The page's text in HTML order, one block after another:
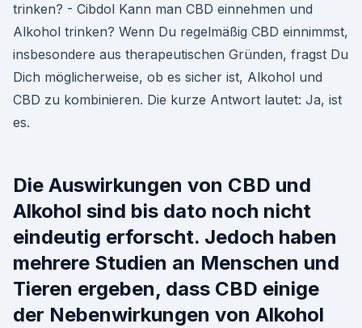
trinken? - Cibdol Kann man CBD einnehmen und
Alkohol trinken? Wenn Du regelmäßig CBD einnimmst,
insbesondere aus therapeutischen Gründen, fragst Du
Dich möglicherweise, ob es sicher ist, Alkohol und
CBD zu kombinieren. Die kurze Antwort lautet: Ja, ist
es.
Die Auswirkungen von CBD und
Alkohol sind bis dato noch nicht
eindeutig erforscht. Jedoch haben
mehrere Studien an Menschen und
Tieren ergeben, dass CBD einige
der Nebenwirkungen von Alkohol